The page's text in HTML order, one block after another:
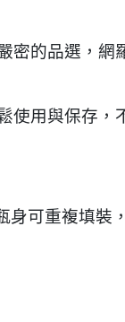
密的品選，網
使用與保存，
身可重複填裝